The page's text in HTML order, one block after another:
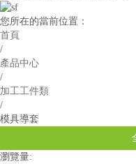
您所在的當前位置：
首頁
/
產品中心
/
加工工件類
/
模具導套
瀏覽量: